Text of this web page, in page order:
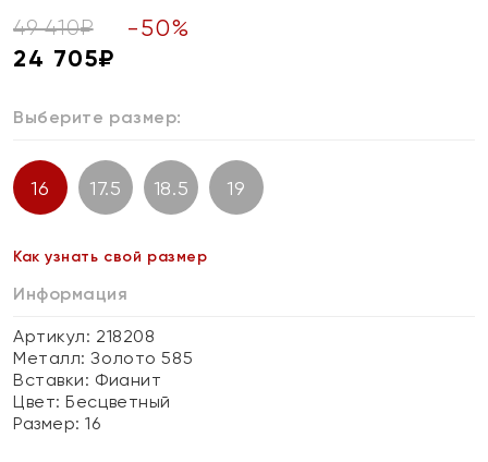
49 410₽ -50%
24 705₽
Выберите размер:
16 17.5 18.5 19
Как узнать свой размер
Информация
Артикул: 218208
Металл:Золото 585
Вставки: Фианит
Цвет:Бесцветный
Размер:16